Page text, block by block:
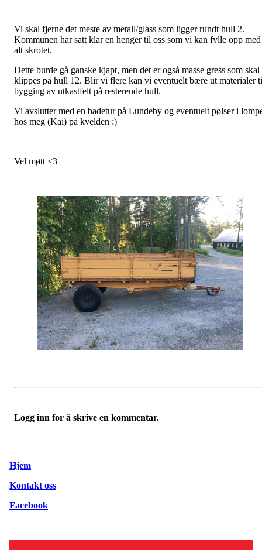
Vi skal fjerne det meste av metall/glass som ligger rundt hull 2.
Kommunen har satt klar en henger til oss som vi kan fylle opp med
alt skrotet.
Dette burde gå ganske kjapt, men det er også masse gress som skal
klippes på hull 12. Blir vi flere kan vi eventuelt bære ut materialer
bygging av utkastfelt på resterende hull.
Vi avslutter med en badetur på Lundeby og eventuelt pølser i
hos meg (Kai) på kvelden :)
Vel møtt <3
Logg inn for å skrive en kommentar.
Hjem
Kontakt oss
Facebook